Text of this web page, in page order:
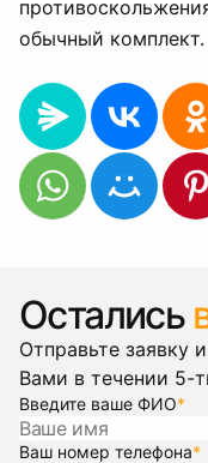
обычный комплект.
Остались
Отправьте заявку
Вами в течении 5-
Введите ваше ФИО*
Ваш номер телефона*